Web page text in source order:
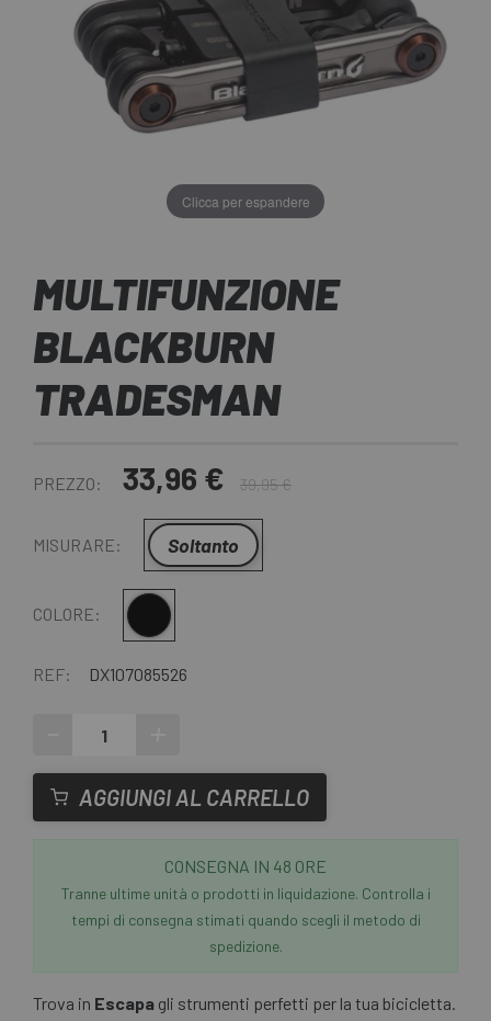
Clicca per espandere
MULTIFUNZIONE
BLACKBURN
TRADESMAN
PREZZO: 33,96 € 39,95 €
MISURARE: Soltanto
COLORE: Nero
REF: DX107085526
AGGIUNGI AL CARRELLO
CONSEGNA IN 48 ORE
Tranne ultime unità o prodotti in liquidazione. Controlla i
tempi di consegna stimati quando scegli il metodo di
spedizione.
Trova in Escapa gli strumenti perfetti per la tua bicicletta.